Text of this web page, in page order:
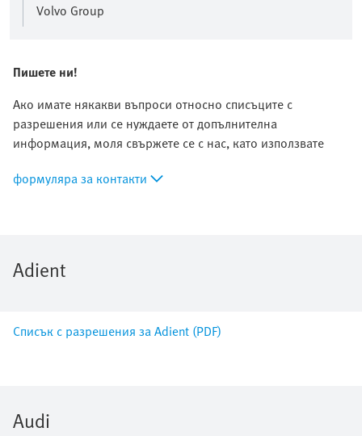
Volvo Group
Пишете ни!
Ако имате някакви въпроси относно списъците с
разрешения или се нуждаете от допълнителна
информация, моля свържете се с нас, като използвате
формуляра за контакти
Adient
Списък с разрешения за Adient (PDF)
Audi